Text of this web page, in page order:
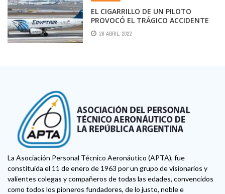
EL CIGARRILLO DE UN PILOTO
PROVOCÓ EL TRÁGICO ACCIDENTE
DE EGYPTAIR
28 ABRIL, 2022
La Asociación Personal Técnico Aeronáutico (APTA), fue
constituida el 11 de enero de 1963 por un grupo de visionarios y
valientes colegas y compañeros de todas las edades, convencidos
como todos los pioneros fundadores, de lo justo, noble e